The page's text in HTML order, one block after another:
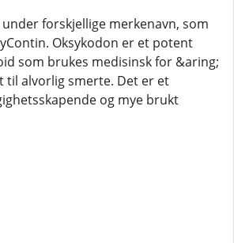
under forskjellige merkenavn, som
Oksykodon er et potent
som brukes medisinsk for &aring;
til alvorlig smerte. Det er et
og mye brukt